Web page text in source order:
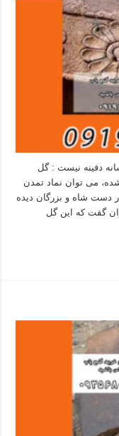
دفینه نیست : گل
می توان نماد تمدن
دست شاه و بزرگان دیده
گفت که این گل